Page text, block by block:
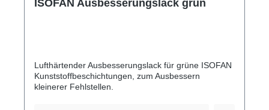
ISOFAN Ausbesserungslack grün
Lufthärtender Ausbesserungslack für grüne ISOFAN
Kunststoffbeschichtungen, zum Ausbessern
kleinerer Fehlstellen.